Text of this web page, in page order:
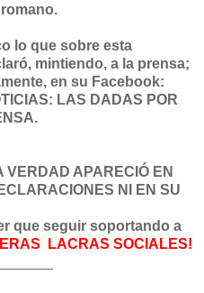
lo que sobre esta
mintiendo, a la prensa;
en su Facebook:
LAS DADAS POR
VERDAD APARECIÓ EN
NI EN SU
que seguir soportando a
LACRAS SOCIALES!